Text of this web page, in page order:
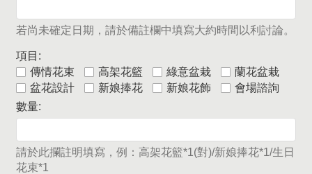
若尚未確定日期，請於備註欄中填寫大約時間以利討論。
項目:
傳情花束
高架花籃 綠意盆栽
蘭花盆栽
盆花設計
新娘捧花 新娘花飾
會場諮詢
數量:
請於此攔註明填寫，例：高架花籃*1(對)/新娘捧花*1/生日
花束*1